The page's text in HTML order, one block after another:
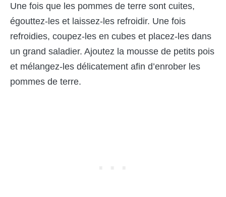
Une fois que les pommes de terre sont cuites,
égouttez-les et laissez-les refroidir. Une fois
refroidies, coupez-les en cubes et placez-les dans
un grand saladier. Ajoutez la mousse de petits pois
et mélangez-les délicatement afin d’enrober les
pommes de terre.